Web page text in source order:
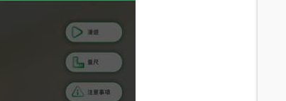
分鐘 /459m
分鐘 / 447m
分鐘 / 496m